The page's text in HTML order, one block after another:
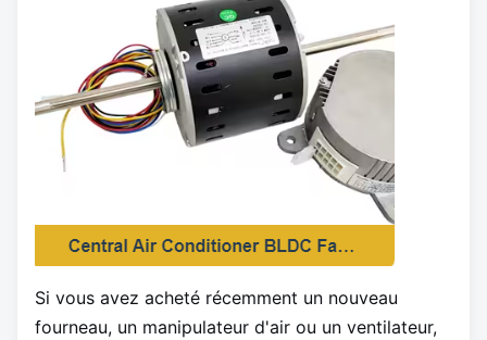
Si vous avez acheté récemment un nouveau
fourneau, un manipulateur d'air ou un ventilateur,